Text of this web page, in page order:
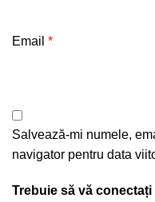
Email *
Salvează-mi numele,
navigator pentru data
Trebuie să vă